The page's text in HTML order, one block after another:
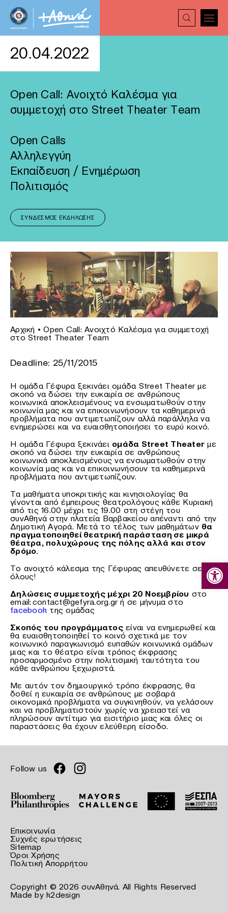
20.04.2022
Open Call: Ανοιχτό Καλέσμα για
συμμετοχή στο Street Theater Team
Open Calls
Αλληλεγγύη
Εκπαίδευση / Ενημέρωση
Πολιτισμός
ΣΎΝΔΕΣΜΟΣ ΕΚΔΉΛΩΣΗΣ
Αρχική •Open Call: Ανοιχτό Καλέσμα για συμμετοχή
στο Street Theater Team
Deadline: 25/11/2015
Η ομάδα Γέφυρα ξεκινάει ομάδα Street Theater με
σκοπό να δώσει την ευκαιρία σε ανθρώπους
κοινωνικά αποκλεισμένους να ενσωματωθούν στην
κοινωνία μας και να επικοινωνήσουν τα καθημερινά
προβλήματα που αντιμετωπίζουν αλλά παράλληλα να
ενημερώσει και να ευαισθητοποιήσει το ευρύ κοινό.
Η ομάδα Γέφυρα ξεκινάει ομάδα Street Theater με
σκοπό να δώσει την ευκαιρία σε ανθρώπους
κοινωνικά αποκλεισμένους να ενσωματωθούν στην
κοινωνία μας και να επικοινωνήσουν τα καθημερινά
προβλήματα που αντιμετωπίζουν.
Τα μαθήματα υποκριτικής και κινησιολογίας θα
γίνονται από έμπειρους θεατρολόγους κάθε Κυριακή
από τις 16.00 μέχρι τις 19.00 στη στέγη του
συνΑθηνά στην πλατεία Βαρβακείου απέναντι από την
Δημοτική Αγορά. Μετά το τέλος των μαθημάτων θα
πραγματοποιηθεί θεατρική παράσταση σε μικρά
θέατρα, πολυχώρους της πόλης αλλά και στον
δρόμο.
Το ανοιχτό κάλεσμα της Γέφυρας απευθύνετε σε
όλους!
Δηλώσεις συμμετοχής μέχρι 20 Νοεμβρίου στο
email: contact@gefyra.org.gr ή σε μήνυμα στο
facebook της ομάδας
Σκοπός του προγράμματοςείναι να ενημερωθεί και
θα ευαισθητοποιηθεί το κοινό σχετικά με τον
κοινωνικό παραγκωνισμό ευπαθών κοινωνικά ομάδων
μιας και το θέατρο είναι τρόπος έκφρασης
προσαρμοσμένο στην πολιτισμική ταυτότητα του
κάθε ανθρώπου ξεχωριστά.
Με αυτόν τον δημιουργικό τρόπο έκφρασης, θα
δοθεί η ευκαιρία σε ανθρώπους με σοβαρά
οικονομικά προβλήματα να συγκινηθούν, να γελάσουν
και να προβληματιστούν χωρίς να χρειαστεί να
πληρώσουν αντίτιμο για εισιτήριο μιας και όλες οι
παραστάσεις θα έχουν ελεύθερη είσοδο.
Follow us
Επικοινωνία
Συχνές ερωτήσεις
Sitemap
Όροι Χρήσης
Πολιτική Απορρήτου
Copyright © 2026 συνΑθηνά. All Rights Reserved
Made by k2design